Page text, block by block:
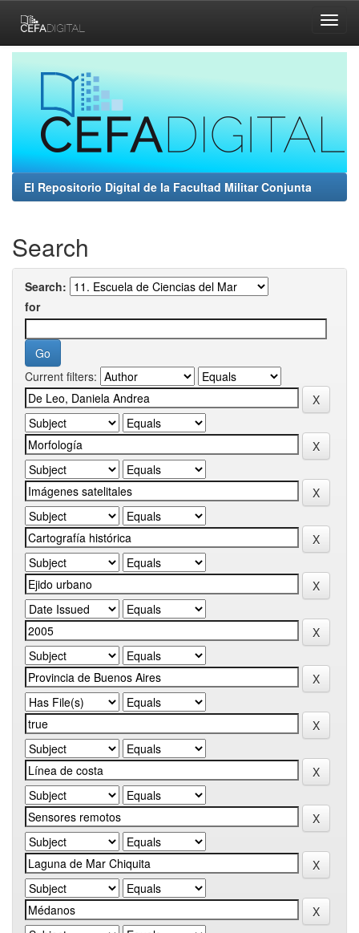
navigation
El Repositorio Digital de la Facultad Militar Conjunta
Search
Search:
for
Current filters: